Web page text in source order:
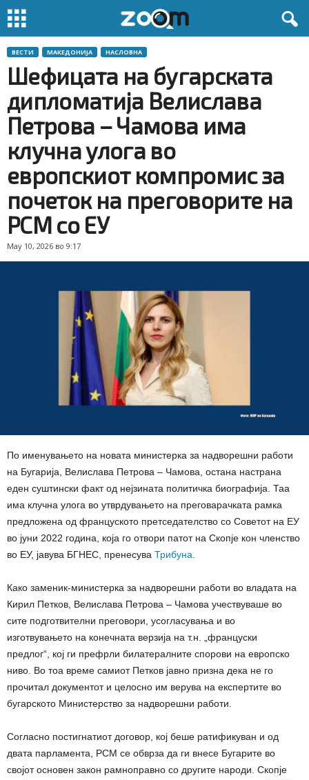
ВЕСТИ МАКЕДОНИЈА НАСЛОВНА
Шефицата на бугарската
дипломатија Велислава
Петрова – Чамова има
клучна улога во
европскиот компромис за
почеток на преговорите на
РСМ со ЕУ
May 10, 2026 во 9:17
По именувањето на новата министерка за надворешни работи
на Бугарија, Велислава Петрова – Чамова, остана настрана
еден суштински факт од нејзината политичка биографија. Таа
има клучна улога во утврдувањето на преговарачката рамка
предложена од француското претседателство со Советот на ЕУ
во јуни 2022 година, која го отвори патот на Скопје кон членство
во ЕУ, јавува БГНЕС, пренесува Трибуна
Како заменик-министерка за надворешни работи во владата на
Кирил Петков, Велислава Петрова – Чамова учествуваше во
сите подготвителни преговори, усогласувања и во
изготвувањето на конечната верзија на т.н. „француски
предлог“, кој ги префрли билатералните спорови на европско
ниво. Во тоа време самиот Петков јавно призна дека не го
прочитал документот и целосно им верува на експертите во
бугарското Министерство за надворешни работи.
Согласно постигнатиот договор, кој беше ратификуван и од
двата парламента, РСМ се обврза да ги внесе Бугарите во
својот основен закон рамноправно со другите народи. Скопје